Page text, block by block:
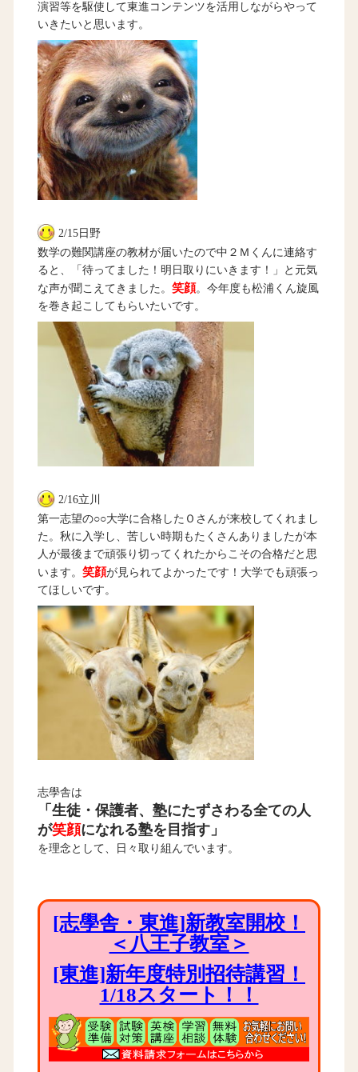
演習等を駆使して東進コンテンツを活用しながらやって
いきたいと思います。
2/15日野
数学の難関講座の教材が届いたので中２Ｍくんに連絡す
ると、「待ってました！明日取りにいきます！」と元気
な声が聞こえてきました。 笑顔。今年度も松浦くん旋風
を巻き起こしてもらいたいです。
2/16立川
第一志望の○○大学に合格したＯさんが来校してくれまし
た。秋に入学し、苦しい時期もたくさんありましたが本
人が最後まで頑張り切ってくれたからこその合格だと思
います。 笑顔が見られてよかったです！大学でも頑張っ
てほしいです。
志學舎は
「生徒・保護者、塾にたずさわる全ての人
が笑顔になれる塾を目指す」
を理念として、日々取り組んでいます。
[志學舎・東進]新教室開校！
＜八王子教室＞
[東進]新年度特別招待講習！
1/18スタート！！